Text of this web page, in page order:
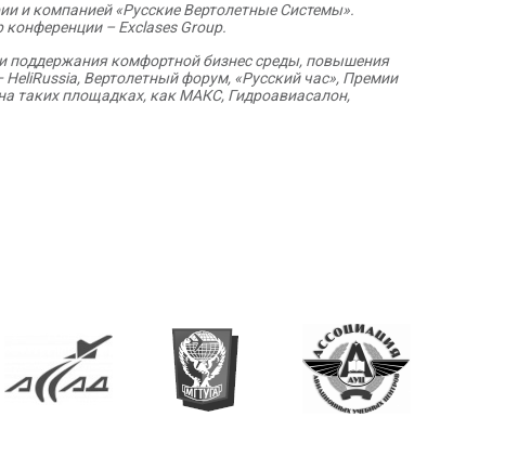
и компанией «Русские Вертолетные Системы».
– Exclases Group.
поддержания комфортной бизнес среды, повышения
HeliRussia, Вертолетный форум, «Русский час», Премии
таких площадках, как МАКС, Гидроавиасалон,